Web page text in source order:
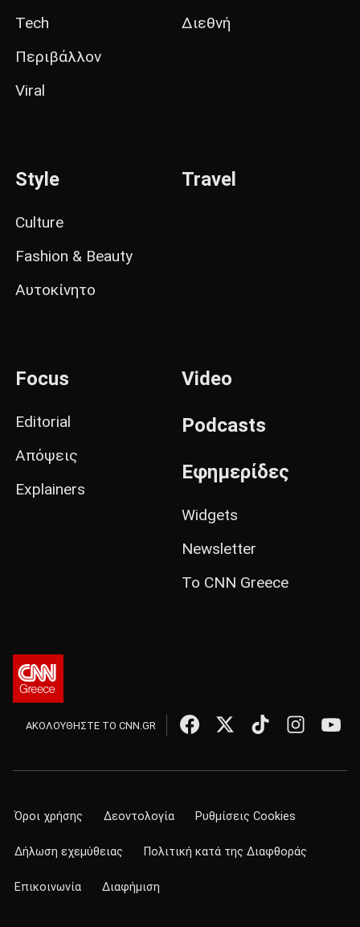
Tech
Περιβάλλον
Viral
Διεθνή
Style
Culture
Fashion & Beauty
Αυτοκίνητο
Travel
Focus
Editorial
Απόψεις
Explainers
Video
Podcasts
Εφημερίδες
Widgets
Newsletter
Το CNN Greece
ΑΚΟΛΟΥΘΗΣΤΕ ΤΟ CNN.GR
Όροι χρήσης Δεοντολογία Ρυθμίσεις Cookies
Δήλωση εχεμύθειας Πολιτική κατά της Διαφθοράς
Επικοινωνία Διαφήμιση